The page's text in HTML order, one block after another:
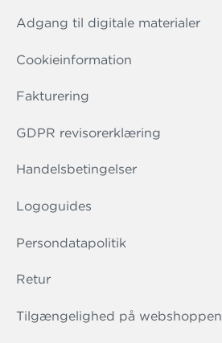
Adgang til digitale materialer
Cookieinformation
Fakturering
GDPR revisorerklæring
Handelsbetingelser
Logoguides
Persondatapolitik
Retur
Tilgængelighed på webshoppen